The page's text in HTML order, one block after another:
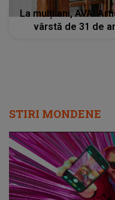
La mulți ani, AVA!
vârstă de 31 de
STIRI MONDENE